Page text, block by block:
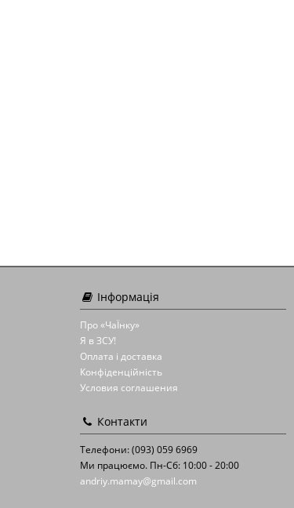
Інформація
Про «ЧаЇнку»
Я в ЗСУ!
Оплата і доставка
Конфіденційність
Условия соглашения
Контакти
Телефони: (093) 059 6969
Ми працюємо. Пн-Сб: 10:00 - 20:00
andriy.mamay@gmail.com